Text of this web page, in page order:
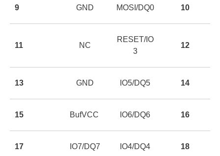
9 GND MOSI/DQ0 10
11 NC
RESET/IO
3
12
13 GND IO5/DQ5 14
15 BufVCC IO6/DQ6 16
17 IO7/DQ7 IO4/DQ4 18